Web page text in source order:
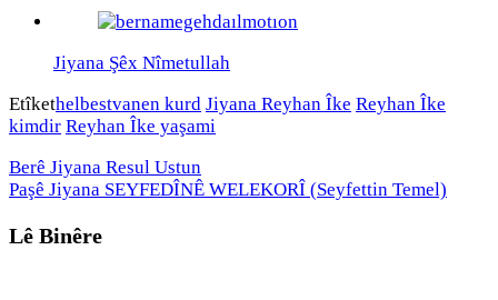
Jiyana Şêx Nîmetullah
Etîkethelbestvanen kurd Jiyana Reyhan Îke Reyhan Îke
kimdir Reyhan Îke yaşami
Berê Jiyana Resul Ustun
Paşê Jiyana SEYFEDÎNÊ WELEKORÎ (Seyfettin Temel)
Lê Binêre